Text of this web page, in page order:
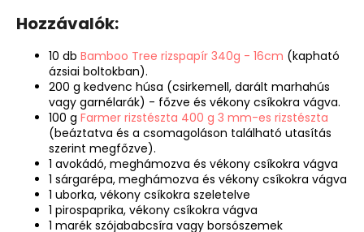
Hozzávalók:
10 db Bamboo Tree rizspapír 340g - 16cm (kapható
ázsiai boltokban).
200 g kedvenc húsa (csirkemell, darált marhahús
vagy garnélarák) - főzve és vékony csíkokra vágva.
100 g Farmer rizstészta 400 g 3 mm-es rizstészta
(beáztatva és a csomagoláson található utasítás
szerint megfőzve).
1 avokádó, meghámozva és vékony csíkokra vágva
1 sárgarépa, meghámozva és vékony csíkokra vágva
1 uborka, vékony csíkokra szeletelve
1 pirospaprika, vékony csíkokra vágva
1 marék szójababcsíra vagy borsószemek